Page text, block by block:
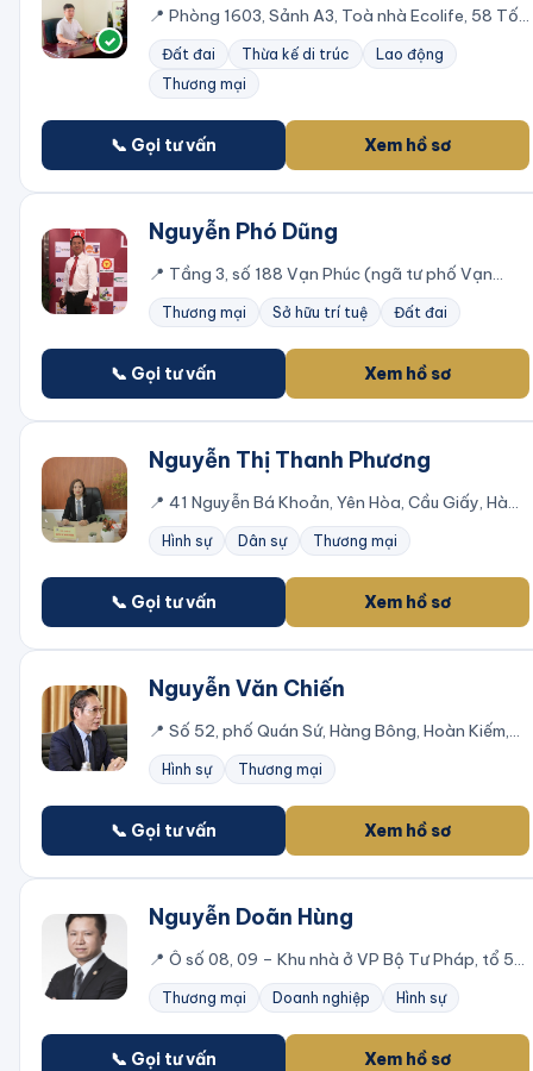
✓
📍 Phòng 1603, Sảnh A3, Toà nhà Ecolife, 58 Tố
Hữu, Trung Văn, Nam Từ Liêm, Hà Nội
Đất đai Thừa kế di trúc
Lao động
Thương mại
📞 Gọi tư vấn Xem hồ sơ
Nguyễn Phó Dũng
📍 Tầng 3, số 188 Vạn Phúc (ngã tư phố Vạn
Phúc – Tố Hữu), Hà Đông, Hà Nội
Thương mại Sở hữu trí tuệ Đất đai
📞 Gọi tư vấn Xem hồ sơ
Nguyễn Thị Thanh Phương
📍 41 Nguyễn Bá Khoản, Yên Hòa, Cầu Giấy, Hà
Nội
Hình sự Dân sự Thương mại
📞 Gọi tư vấn Xem hồ sơ
Nguyễn Văn Chiến
📍 Số 52, phố Quán Sứ, Hàng Bông, Hoàn Kiếm,
Hà Nội
Hình sự Thương mại
📞 Gọi tư vấn Xem hồ sơ
Nguyễn Doãn Hùng
📍 Ô số 08, 09 – Khu nhà ở VP Bộ Tư Pháp, tổ 50,
phường Quan Hoa, quận Cầu Giấy, thành phố Hà
Nội.
Thương mại Doanh nghiệp Hình sự
📞 Gọi tư vấn Xem hồ sơ